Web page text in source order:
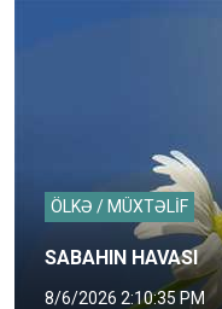
ÖLKƏ / MÜXTƏLİF
SABAHIN HAVASI
8/6/2026 2:10:35 PM